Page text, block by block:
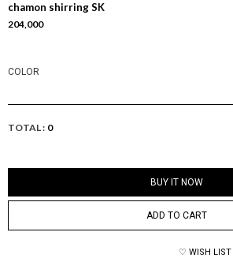
chamon shirring SK
204,000
COLOR
TOTAL : 0
BUY IT NOW
ADD TO CART
♡ WISH LIST